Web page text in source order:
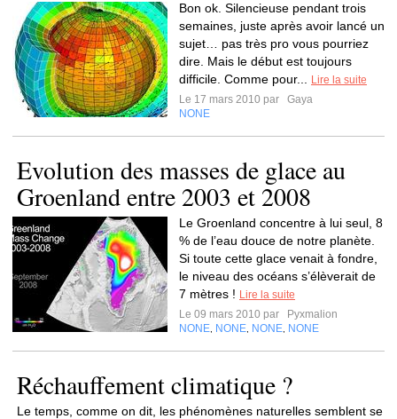
Bon ok. Silencieuse pendant trois
semaines, juste après avoir lancé un
sujet… pas très pro vous pourriez
dire. Mais le début est toujours
difficile. Comme pour...
Lire la suite
Le 17 mars 2010 par
Gaya
NONE
Evolution des masses de glace au
Groenland entre 2003 et 2008
Le Groenland concentre à lui seul, 8
% de l’eau douce de notre planète.
Si toute cette glace venait à fondre,
le niveau des océans s’élèverait de
7 mètres ! Lire la suite
Le 09 mars 2010 par
Pyxmalion
NONE NONE NONE NONE
Réchauffement climatique ?
Le temps, comme on dit, les phénomènes naturelles semblent se